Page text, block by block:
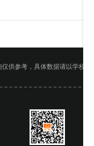
供参考，具体数据请以学校官